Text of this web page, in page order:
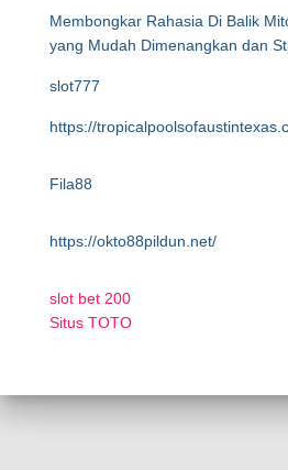
Membongkar Rahasia Di Balik
yang Mudah Dimenangkan dan
slot777
https://
Fila88
https://okto88pildun.net/
slot bet 200
Situs TOTO